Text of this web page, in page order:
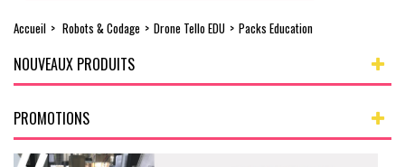
Accueil > Robots & Codage > Drone Tello EDU > Packs Education
NOUVEAUX PRODUITS
PROMOTIONS